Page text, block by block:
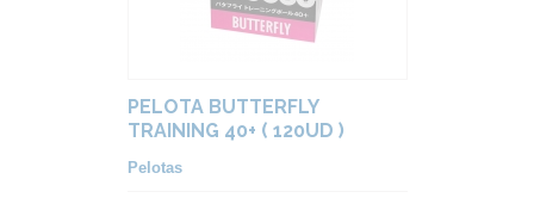
PELOTA BUTTERFLY
TRAINING 40+ ( 120UD )
Pelotas